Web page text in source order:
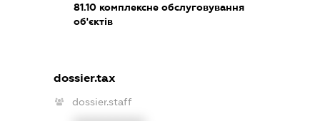
81.10комплексне обслуговування
об'єктів
dossier.tax
dossier.staff